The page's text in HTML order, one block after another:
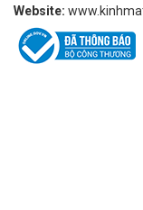
Website: